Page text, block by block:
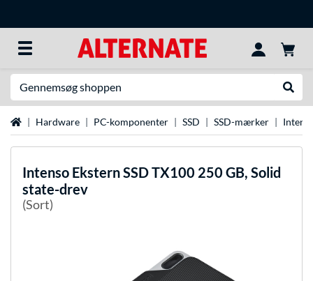
StartsideHardware PC-komponenter SSD SSD-mærker
Intenso Ekstern SSD TX100 250 GB, Solid
state-drev
(Sort)